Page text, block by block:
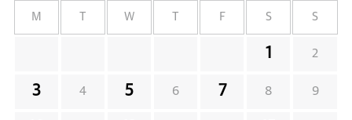
M W F S S
1 2
3 4 5 6 7 8 9